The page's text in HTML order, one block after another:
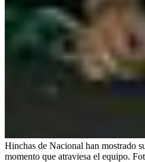
Hinchas de Nacional han mostrado
momento que atraviesa el equipo.